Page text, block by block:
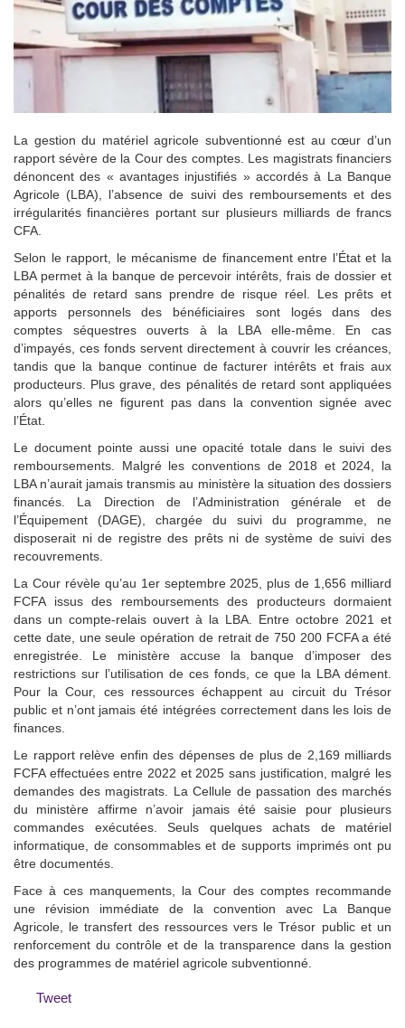
La gestion du matériel agricole subventionné est au cœur d’un
rapport sévère de la Cour des comptes. Les magistrats financiers
dénoncent des « avantages injustifiés » accordés à La Banque
Agricole (LBA), l’absence de suivi des remboursements et des
irrégularités financières portant sur plusieurs milliards de francs
CFA.
Selon le rapport, le mécanisme de financement entre l’État et la
LBA permet à la banque de percevoir intérêts, frais de dossier et
pénalités de retard sans prendre de risque réel. Les prêts et
apports personnels des bénéficiaires sont logés dans des
comptes séquestres ouverts à la LBA elle-même. En cas
d’impayés, ces fonds servent directement à couvrir les créances,
tandis que la banque continue de facturer intérêts et frais aux
producteurs. Plus grave, des pénalités de retard sont appliquées
alors qu’elles ne figurent pas dans la convention signée avec
l’État.
Le document pointe aussi une opacité totale dans le suivi des
remboursements. Malgré les conventions de 2018 et 2024, la
LBA n’aurait jamais transmis au ministère la situation des dossiers
financés. La Direction de l’Administration générale et de
l’Équipement (DAGE), chargée du suivi du programme, ne
disposerait ni de registre des prêts ni de système de suivi des
recouvrements.
La Cour révèle qu’au 1er septembre 2025, plus de 1,656 milliard
FCFA issus des remboursements des producteurs dormaient
dans un compte-relais ouvert à la LBA. Entre octobre 2021 et
cette date, une seule opération de retrait de 750 200 FCFA a été
enregistrée. Le ministère accuse la banque d’imposer des
restrictions sur l’utilisation de ces fonds, ce que la LBA dément.
Pour la Cour, ces ressources échappent au circuit du Trésor
public et n’ont jamais été intégrées correctement dans les lois de
finances.
Le rapport relève enfin des dépenses de plus de 2,169 milliards
FCFA effectuées entre 2022 et 2025 sans justification, malgré les
demandes des magistrats. La Cellule de passation des marchés
du ministère affirme n’avoir jamais été saisie pour plusieurs
commandes exécutées. Seuls quelques achats de matériel
informatique, de consommables et de supports imprimés ont pu
être documentés.
Face à ces manquements, la Cour des comptes recommande
une révision immédiate de la convention avec La Banque
Agricole, le transfert des ressources vers le Trésor public et un
renforcement du contrôle et de la transparence dans la gestion
des programmes de matériel agricole subventionné.
Tweet